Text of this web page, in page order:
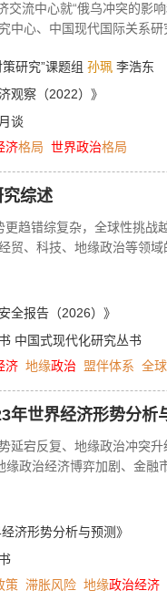
交流中心就“俄乌冲突的影
中心、中国现代国际关系
研究”课题组 孙珮 李浩东
观察（2022）》
谈
济格局 世界政治格局
究综述
趋错综复杂，全球性挑战
贸、科技、地缘政治等领
大西洋关系受到美国政策
问题成为塑造国际关系和
全报告（2026）》
中国式现代化研究丛书
济 地缘政治 盟伴体系 全
年世界经济形势分析
延宕反复、地缘政治冲突
政治经济博弈加剧、金融
全的短期因素不断涌现的
”、美欧宏观政策转向的
认为，2023年世界经济复
济形势分析与预测》
策 滞胀风险 地缘政治经济